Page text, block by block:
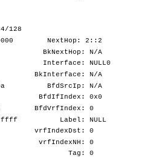
128
NextHop: 2::2
BkNextHop: N/A
Interface: NULL0
N/A
BfdSrcIp: N/A
BfdIfIndex: 0x0
BfdVrfIndex: 0
Label: NULL
vrfIndexDst: 0
vrfIndexNH: 0
0 Tag: 0